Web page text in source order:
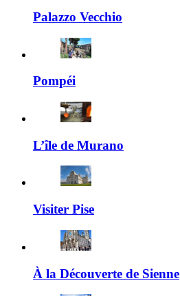
Palazzo Vecchio
Pompéi
L’île de Murano
Visiter Pise
À la Découverte de Sienne